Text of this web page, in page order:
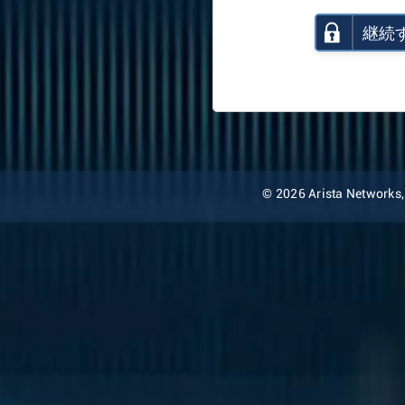
継続
© 2026 Arista